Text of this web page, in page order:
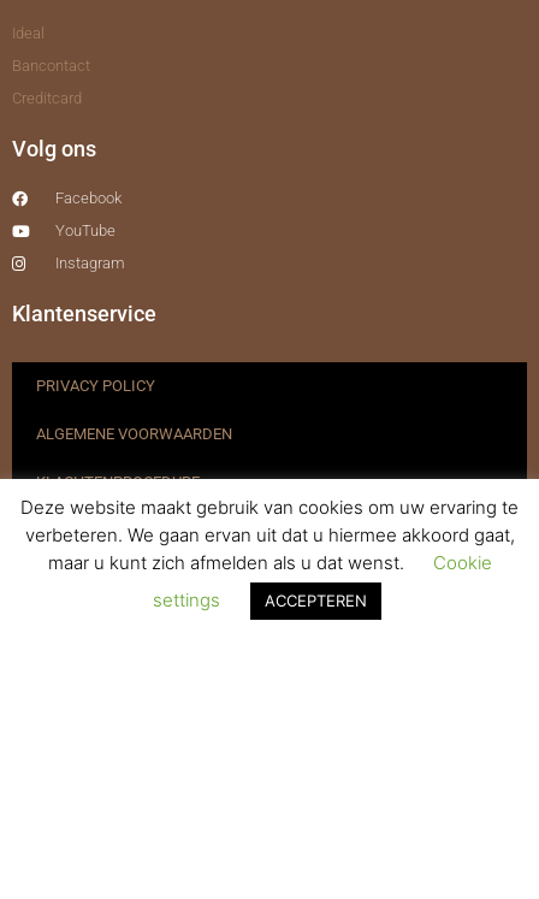
Ideal
Bancontact
Creditcard
Volg ons
Facebook
YouTube
Instagram
Klantenservice
PRIVACY POLICY
ALGEMENE VOORWAARDEN
KLACHTENPROCEDURE
VERZENDEN & RETOURNEREN
Deze website maakt gebruik van cookies om uw ervaring te
verbeteren. We gaan ervan uit dat u hiermee akkoord gaat,
maar u kunt zich afmelden als u dat wenst.
Cookie
settings
ACCEPTEREN